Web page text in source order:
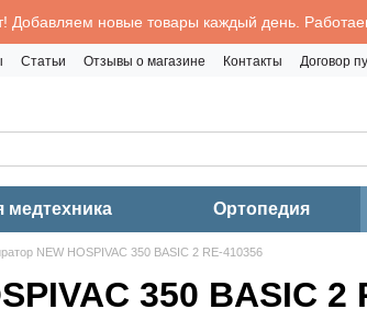
Добавляем новые товары каждый день.
Статьи Отзывы о магазине Контакты
Договор
Ортопедия
NEW HOSPIVAC 350 BASIC 2 RE-410356
350 BASIC 2